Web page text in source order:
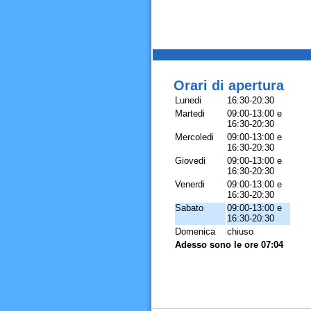
Orari di apertura
Lunedi
16:30-20:30
Martedi
09:00-13:00 e
16:30-20:30
Mercoledi
09:00-13:00 e
16:30-20:30
Giovedi
09:00-13:00 e
16:30-20:30
Venerdi
09:00-13:00 e
16:30-20:30
Sabato
09:00-13:00 e
16:30-20:30
Domenica
chiuso
Adesso sono le ore 07:04